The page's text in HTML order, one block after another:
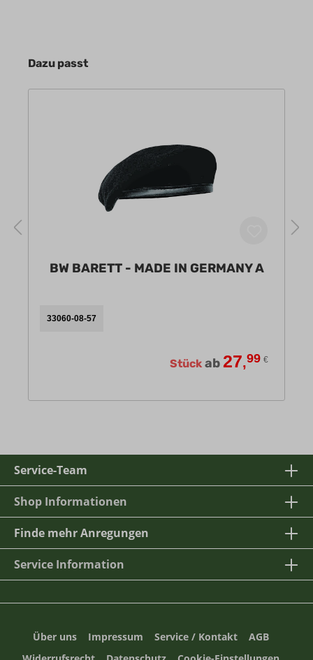
Dazu passt
BW BARETT - MADE IN GERMANY A
33060-08-57
Stück ab27,99 €
Service-Team
Shop Informationen
Finde mehr Anregungen
Service Information
Über uns Impressum Service / Kontakt
AGB